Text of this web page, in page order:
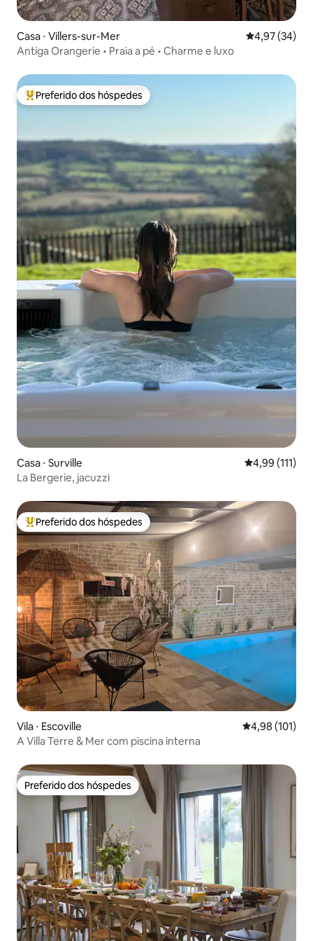
Casa ⋅ Villers-sur-Mer 4,97 de uma
4,97 (34)
Antiga Orangerie • Praia a pé • Charme e luxo
Entre os melhores preferidos dos hóspedes
Preferido dos hóspedes
Casa ⋅ Surville 4,99 de uma
4,99 (111)
La Bergerie, jacuzzi
Entre os melhores preferidos dos hóspedes
Preferido dos hóspedes
Vila ⋅ Escoville 4,98 de uma
4,98 (101)
A Villa Terre & Mer com piscina interna
Preferido dos hóspedes
Preferido dos hóspedes